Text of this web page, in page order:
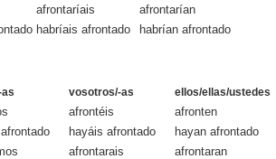
afrontaríais
afrontarían
habríais afrontado habrían afrontado
vosotros/-as ellos/ellas/ustedes
afrontéis
afronten
hayáis afrontado hayan afrontado
afrontarais
afrontaran